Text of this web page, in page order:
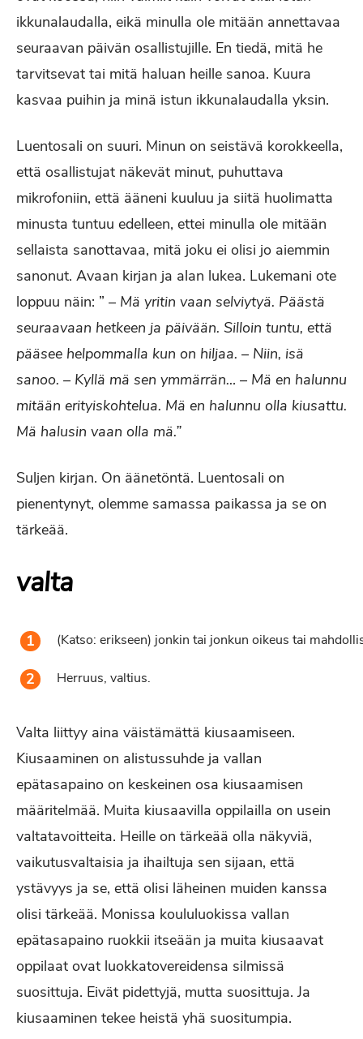
ikkunalaudalla, eikä minulla ole mitään annettavaa
seuraavan päivän osallistujille. En tiedä, mitä he
tarvitsevat tai mitä haluan heille sanoa. Kuura
kasvaa puihin ja minä istun ikkunalaudalla yksin.
Luentosali on suuri. Minun on seistävä korokkeella,
että osallistujat näkevät minut, puhuttava
mikrofoniin, että ääneni kuuluu ja siitä huolimatta
minusta tuntuu edelleen, ettei minulla ole mitään
sellaista sanottavaa, mitä joku ei olisi jo aiemmin
sanonut. Avaan kirjan ja alan lukea. Lukemani ote
loppuu näin: ” – Mä yritin vaan selviytyä. Päästä
seuraavaan hetkeen ja päivään. Silloin tuntu, että
pääsee helpommalla kun on hiljaa. – Niin, isä
sanoo. – Kyllä mä sen ymmärrän… – Mä en halunnu
mitään erityiskohtelua. Mä en halunnu olla kiusattu.
Mä halusin vaan olla mä.”
Suljen kirjan. On äänetöntä. Luentosali on
pienentynyt, olemme samassa paikassa ja se on
tärkeää.
valta
(Katso: erikseen) jonkin tai jonkun oikeus tai
Herruus, valtius.
Valta liittyy aina väistämättä kiusaamiseen.
Kiusaaminen on alistussuhde ja vallan
epätasapaino on keskeinen osa kiusaamisen
määritelmää. Muita kiusaavilla oppilailla on usein
valtatavoitteita. Heille on tärkeää olla näkyviä,
vaikutusvaltaisia ja ihailtuja sen sijaan, että
ystävyys ja se, että olisi läheinen muiden kanssa
olisi tärkeää. Monissa koululuokissa vallan
epätasapaino ruokkii itseään ja muita kiusaavat
oppilaat ovat luokkatovereidensa silmissä
suosittuja. Eivät pidettyjä, mutta suosittuja. Ja
kiusaaminen tekee heistä yhä suositumpia.